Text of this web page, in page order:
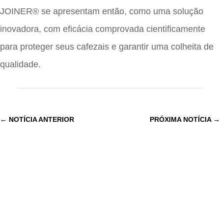
JOINER® se apresentam então, como uma solução
inovadora, com eficácia comprovada cientificamente
para proteger seus cafezais e garantir uma colheita de
qualidade.
← NOTÍCIA ANTERIOR PRÓXIMA NOTÍCIA→